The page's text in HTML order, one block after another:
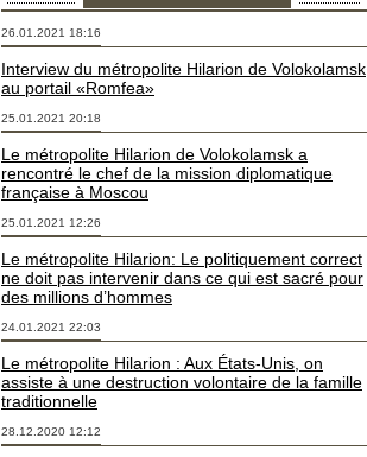
26.01.2021 18:16
Interview du métropolite Hilarion de Volokolamsk
au portail «Romfea»
25.01.2021 20:18
Le métropolite Hilarion de Volokolamsk a
rencontré le chef de la mission diplomatique
française à Moscou
25.01.2021 12:26
Le métropolite Hilarion: Le politiquement correct
ne doit pas intervenir dans ce qui est sacré pour
des millions d’hommes
24.01.2021 22:03
Le métropolite Hilarion : Aux États-Unis, on
assiste à une destruction volontaire de la famille
traditionnelle
28.12.2020 12:12